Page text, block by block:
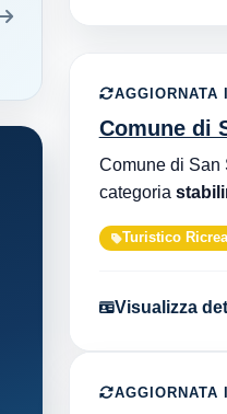
AGGIORNATA
Comune di
categoria
Turistico
Visualizza
AGGIORNATA